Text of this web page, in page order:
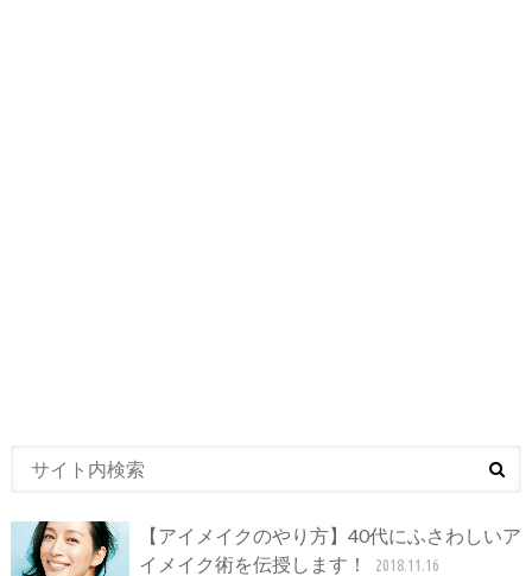
【アイメイクのやり方】40代にふさわしいア
イメイク術を伝授します！
2018.11.16